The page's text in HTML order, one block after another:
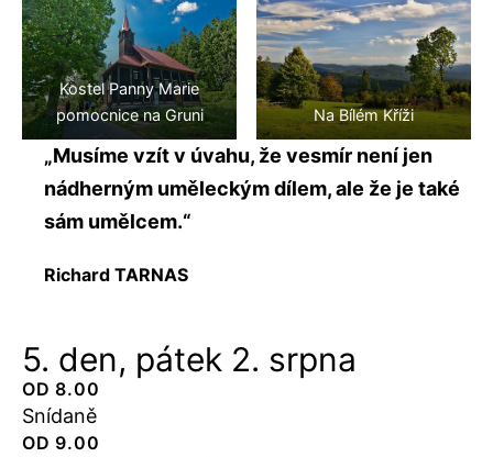
Kostel Panny Marie
pomocnice na Gruni
Na Bílém Kříži
„Musíme vzít v úvahu, že vesmír není jen
nádherným uměleckým dílem, ale že je také
sám umělcem.“
Richard TARNAS
5. den, pátek 2. srpna
OD 8.00
Snídaně
OD 9.00